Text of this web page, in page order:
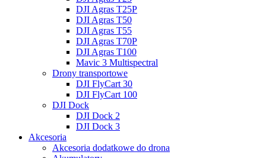
DJI Agras T25P
DJI Agras T50
DJI Agras T55
DJI Agras T70P
DJI Agras T100
Mavic 3 Multispectral
Drony transportowe
DJI FlyCart 30
DJI FlyCart 100
DJI Dock
DJI Dock 2
DJI Dock 3
Akcesoria
Akcesoria dodatkowe do drona